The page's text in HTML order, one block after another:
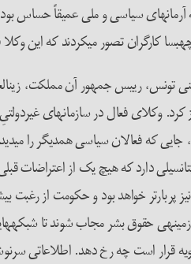
سیاسی و ملی عمیقاً حساس
چه­بسا کارگران تصور می­کردند که
همسایه، یعنی تونس، رییس جمهور
اعتراض عظیمی در روز ۲۵ ژانویه را مشتاقانه آغاز
که فعالان سیاسی همدیگر را
رژیم مبارک چنان پتانسیلی دارد که هیچ
پربارتر خواهد بود و حکومت از
حقوق بشر مجاب شوند تا
که پیشترها نیز مدافع و پشتیبان­شان بودند. برای­شان توضیح